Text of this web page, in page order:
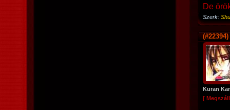
De
Szerk:
(#22394)
Kuran
[